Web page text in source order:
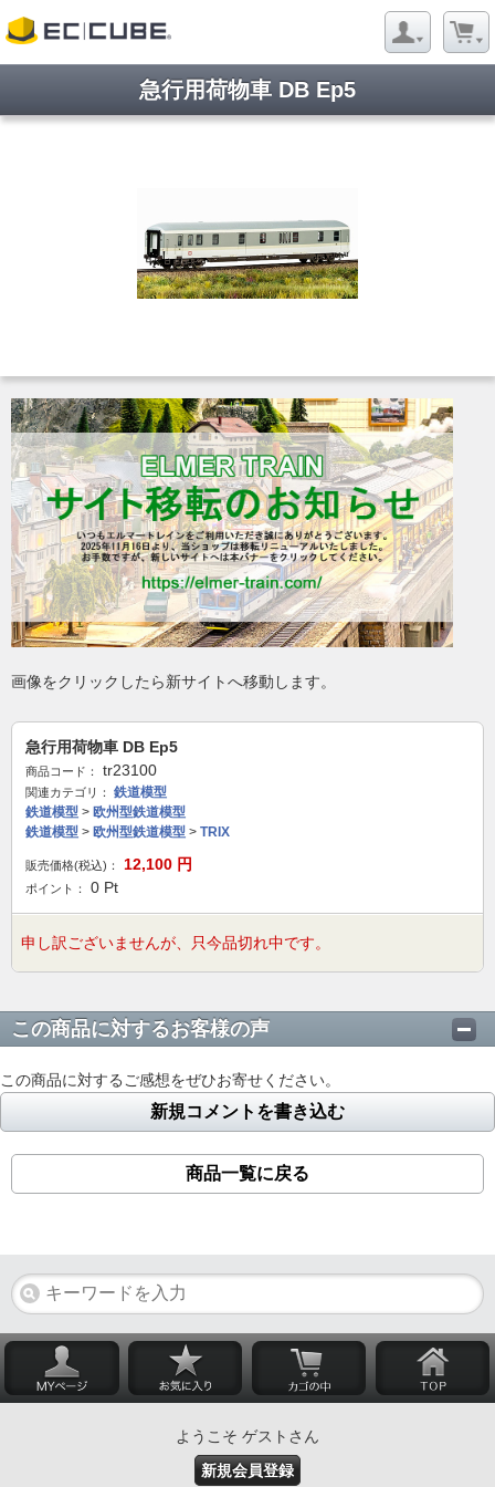
急行用荷物車 DB Ep5
画像をクリックしたら新サイトへ移動します。
急行用荷物車 DB Ep5
商品コード： tr23100
関連カテゴリ：
鉄道模型
鉄道模型 > 欧州型鉄道模型
鉄道模型 > 欧州型鉄道模型 > TRIX
販売価格(税込)： 12,100 円
ポイント： 0 Pt
申し訳ございませんが、只今品切れ中です。
この商品に対するお客様の声
この商品に対するご感想をぜひお寄せください。
新規コメントを書き込む
商品一覧に戻る
ようこそ ゲストさん
新規会員登録